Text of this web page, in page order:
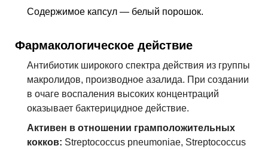
хронический
K25Язва желудка
K26Язва двенадцатиперстной кишки
Импетиго
L08.9Местная инфекция кожи и подкожной
Инфекционный дерматит
Содержимое капсул — белый порошок.
Фармакологическое действие
Антибиотик широкого спектра действия из группы
макролидов, производное азалида. При создании
в очаге воспаления высоких концентраций
оказывает бактерицидное действие.
Активен в отношении грамположительных
кокков: Streptococcus pneumoniae, Streptococcus